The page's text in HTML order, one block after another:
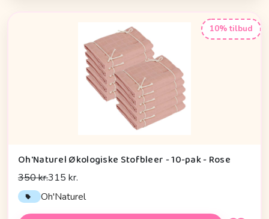
10% tilbud
Oh'Naturel Økologiske Stofbleer - 10-pak - Rose
350 kr.315 kr.
Oh'Naturel